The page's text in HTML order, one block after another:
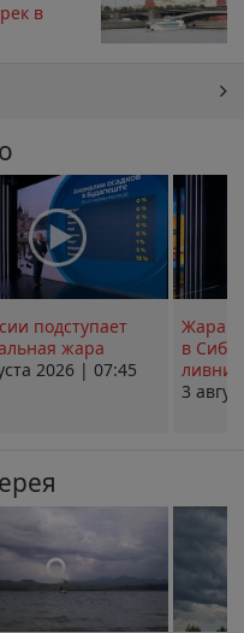
в
подступает
жара
2026 | 07:45
Жара в
в
ливни
3